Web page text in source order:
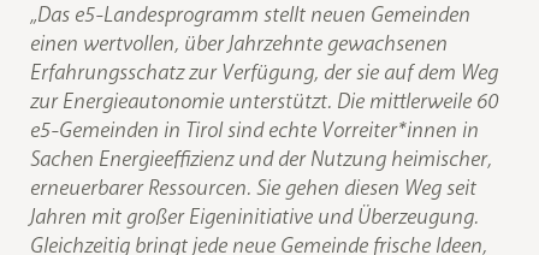
„Das e5-Landesprogramm stellt neuen Gemeinden
einen wertvollen, über Jahrzehnte gewachsenen
Erfahrungsschatz zur Verfügung, der sie auf dem Weg
zur Energieautonomie unterstützt. Die mittlerweile 60
e5-Gemeinden in Tirol sind echte Vorreiter*innen in
Sachen Energieeffizienz und der Nutzung heimischer,
erneuerbarer Ressourcen. Sie gehen diesen Weg seit
Jahren mit großer Eigeninitiative und Überzeugung.
Gleichzeitig bringt jede neue Gemeinde frische Ideen,